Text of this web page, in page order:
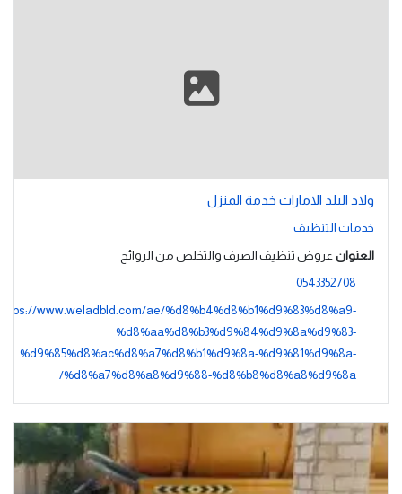
ولاد البلد الامارات خدمة المنزل
خدمات التنظيف
العنوان عروض تنظيف الصرف والتخلص من الروائح
0543352708
https://www.weladbld.com/ae/%d8%b4%d8%b1%d9%83%d8%a9-
%d8%aa%d8%b3%d9%84%d9%8a%d9%83-
%d9%85%d8%ac%d8%a7%d8%b1%d9%8a-%d9%81%d9%8a-
%d8%a7%d8%a8%d9%88-%d8%b8%d8%a8%d9%8a/